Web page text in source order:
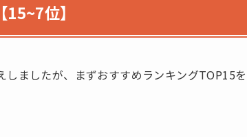
位】
ましたが、まずおすすめランキングTOP15を